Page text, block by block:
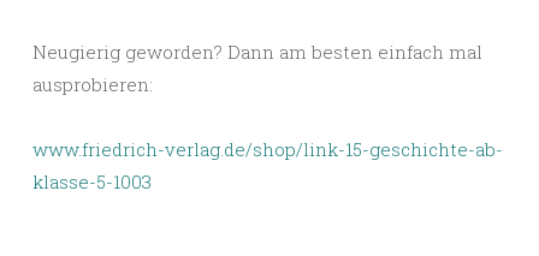
Neugierig geworden? Dann am besten einfach mal
ausprobieren:
www.friedrich-verlag.de/shop/link-15-geschichte-ab-
klasse-5-1003